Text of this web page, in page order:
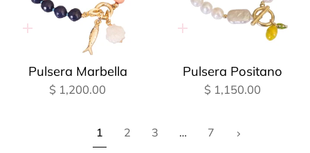
Adición
Pulsera Marbella
$ 1,200.00
Adición
Pulsera Positano
$ 1,150.00
1 2 3 … 7